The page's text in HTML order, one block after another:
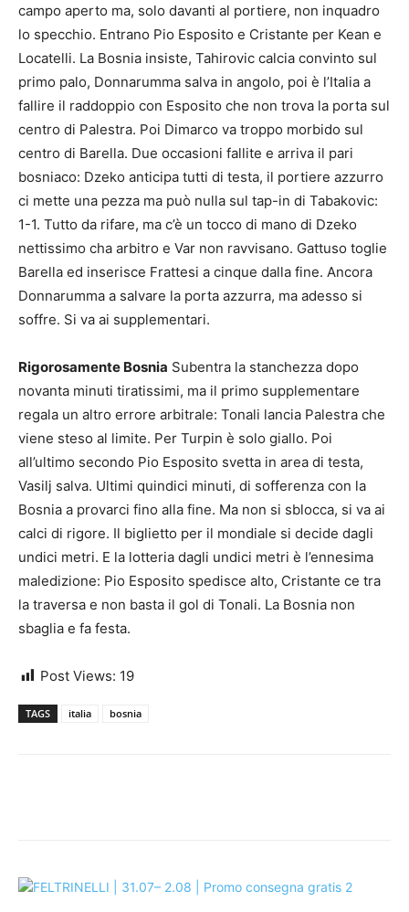
campo aperto ma, solo davanti al portiere, non inquadro
lo specchio. Entrano Pio Esposito e Cristante per Kean e
Locatelli. La Bosnia insiste, Tahirovic calcia convinto sul
primo palo, Donnarumma salva in angolo, poi è l’Italia a
fallire il raddoppio con Esposito che non trova la porta sul
centro di Palestra. Poi Dimarco va troppo morbido sul
centro di Barella. Due occasioni fallite e arriva il pari
bosniaco: Dzeko anticipa tutti di testa, il portiere azzurro
ci mette una pezza ma può nulla sul tap-in di Tabakovic:
1-1. Tutto da rifare, ma c’è un tocco di mano di Dzeko
nettissimo cha arbitro e Var non ravvisano. Gattuso toglie
Barella ed inserisce Frattesi a cinque dalla fine. Ancora
Donnarumma a salvare la porta azzurra, ma adesso si
soffre. Si va ai supplementari.
Rigorosamente Bosnia Subentra la stanchezza dopo
novanta minuti tiratissimi, ma il primo supplementare
regala un altro errore arbitrale: Tonali lancia Palestra che
viene steso al limite. Per Turpin è solo giallo. Poi
all’ultimo secondo Pio Esposito svetta in area di testa,
Vasilj salva. Ultimi quindici minuti, di sofferenza con la
Bosnia a provarci fino alla fine. Ma non si sblocca, si va ai
calci di rigore. Il biglietto per il mondiale si decide dagli
undici metri. E la lotteria dagli undici metri è l’ennesima
maledizione: Pio Esposito spedisce alto, Cristante ce tra
la traversa e non basta il gol di Tonali. La Bosnia non
sbaglia e fa festa.
Post Views: 19
TAGS italia bosnia